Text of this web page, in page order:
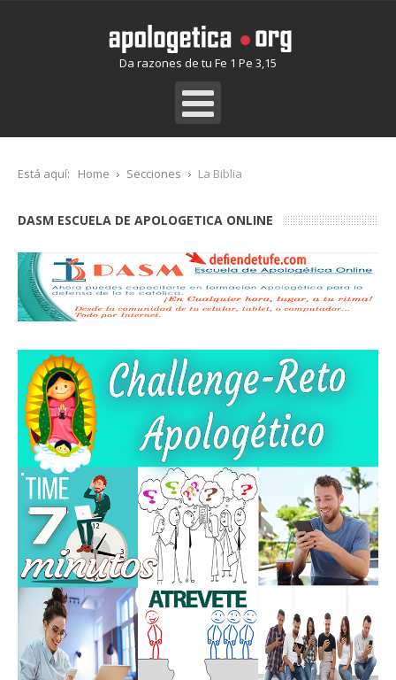
Da razones de tu Fe 1 Pe 3,15
Está aquí: Home Secciones La Biblia
DASM ESCUELA DE APOLOGETICA ONLINE